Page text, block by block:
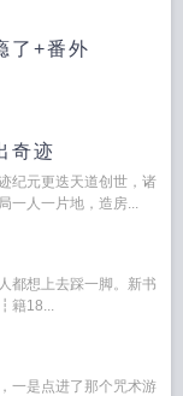
了+番外
奇迹
纪元更迭天道创世，诸
一人一片地，造房...
都想上去踩一脚。新书
籍18...
一是点进了那个咒术游